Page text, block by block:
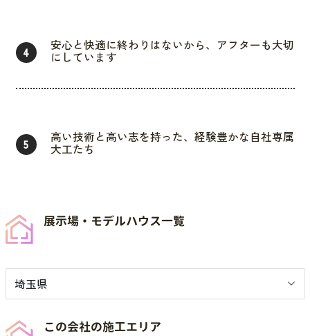
4 安心と快適に終わりはないから、アフターも大切
にしています
5 高い技術と高い志を持った、経験豊かな自社専属
大工たち
展示場・モデルハウス一覧
埼玉県
この会社の施工エリア